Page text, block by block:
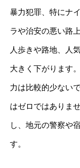
暴力犯罪、特にナ
ラや治安の悪い路
人歩きや路地、人
大きく下がります
力は比較的少ない
はゼロではありま
し、地元の警察や
す。